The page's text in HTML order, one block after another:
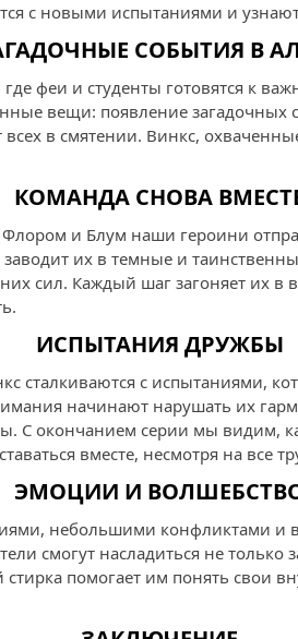
с новыми испытаниями и
СОБЫТИЯ В
феи и студенты готовятся к
вещи: появление загадочных
всех в смятении. Винкс,
КОМАНДА СНОВА
и Блум наши героини
их в темные и
сил. Каждый шаг загоняет их в
ИСПЫТАНИЯ ДРУЖБЫ
сталкиваются с испытаниями,
начинают нарушать их
С окончанием серии мы видим,
вместе, несмотря на все
ЭМОЦИИ И
небольшими конфликтами и
смогут насладиться не
помогает им понять свои